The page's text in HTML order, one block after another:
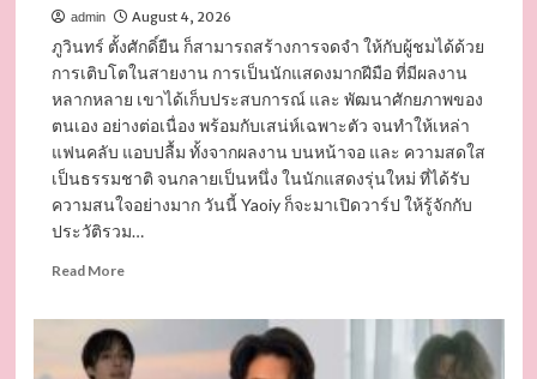
admin August 4, 2026
ภูวินทร์ ตั้งศักดิ์ยืน ก็สามารถสร้างการจดจำ ให้กับผู้ชมได้ด้วย
การเติบโตในสายงาน การเป็นนักแสดงมากฝีมือ ที่มีผลงาน
หลากหลาย เขาได้เก็บประสบการณ์ และ พัฒนาศักยภาพของ
ตนเอง อย่างต่อเนื่อง พร้อมกับเสน่ห์เฉพาะตัว จนทำให้เหล่า
แฟนคลับ แอบปลื้ม ทั้งจากผลงาน บนหน้าจอ และ ความสดใส
เป็นธรรมชาติ จนกลายเป็นหนึ่ง ในนักแสดงรุ่นใหม่ ที่ได้รับ
ความสนใจอย่างมาก วันนี้ Yaoiy ก็จะมาเปิดวาร์ป ให้รู้จักกับ
ประวัติรวม…
Read MoreRead
เปิด
วาร์